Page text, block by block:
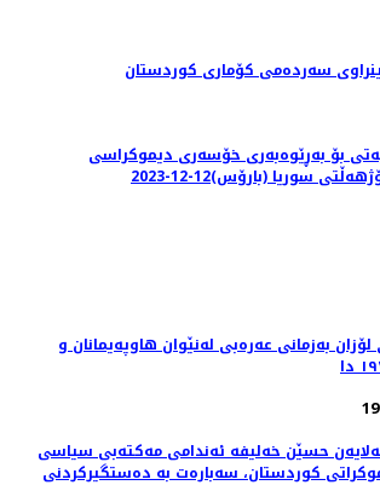
سەردەمی کۆماری کوردستان
بۆ بەڕێوەبەری خۆسەری دیموکراسی
سوریا (بارۆس)12-12-2023
بەزمانی عەرەبی لەنێوان هاوپەیمانان و
حسێن خەلیفە ئەندامی مەكتەبی سیاسی
كوردستان، سەبارەت بە دەستگیرکردنی